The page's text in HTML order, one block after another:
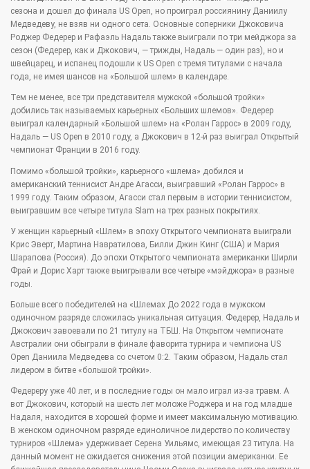
сезона и дошел до финала US Open, но проиграл россиянину Даниилу
Медведеву, не взяв ни одного сета. Основные соперники Джоковича
Роджер Федерер и Рафаэль Надаль также выиграли по три мейджора за
сезон (Федерер, как и Джокович, — трижды, Надаль — один раз), но и
швейцарец, и испанец подошли к US Open с тремя титулами с начала
года, не имея шансов на «Большой шлем» в календаре.
Тем не менее, все три представителя мужской «большой тройки»
добились так называемых карьерных «Больших шлемов». Федерер
выиграл календарный «Большой шлем» на «Ролан Гаррос» в 2009 году,
Надаль — US Open в 2010 году, а Джокович в 12-й раз выиграл Открытый
чемпионат Франции в 2016 году.
Помимо «большой тройки», карьерного «шлема» добился и
американский теннисист Андре Агасси, выигравший «Ролан Гаррос» в
1999 году. Таким образом, Агасси стал первым в истории теннисистом,
выигравшим все четыре титула Slam на трех разных покрытиях.
У женщин карьерный «Шлем» в эпоху Открытого чемпионата выиграли
Крис Эверт, Мартина Навратилова, Билли Джин Кинг (США) и Мария
Шарапова (Россия). До эпохи Открытого чемпионата американки Ширли
Фрай и Дорис Харт также выигрывали все четыре «мэйджора» в разные
годы.
Больше всего победителей на «Шлемах До 2022 года в мужском
одиночном разряде сложилась уникальная ситуация. Федерер, Надаль и
Джокович завоевали по 21 титулу на ТБШ. На Открытом чемпионате
Австралии они обыграли в финале фаворита турнира и чемпиона US
Open Даниила Медведева со счетом 0:2. Таким образом, Надаль стал
лидером в битве «большой тройки».
Федереру уже 40 лет, и в последние годы он мало играл из-за травм. А
вот Джокович, который на шесть лет моложе Роджера и на год младше
Надаля, находится в хорошей форме и имеет максимальную мотивацию.
В женском одиночном разряде единоличное лидерство по количеству
турниров «Шлема» удерживает Серена Уильямс, имеющая 23 титула. На
данный момент не ожидается снижения этой позиции американки. Ее